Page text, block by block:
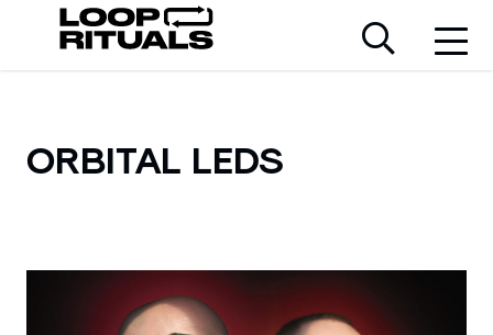
ORBITAL LEDS